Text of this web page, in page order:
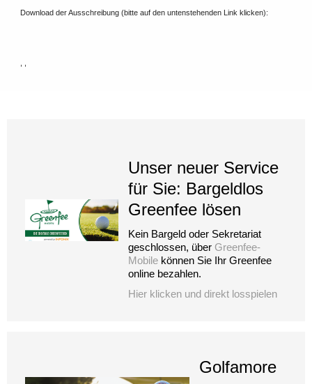
Download der Ausschreibung (bitte auf den untenstehenden Link klicken):
, ,
Unser neuer Service
für Sie: Bargeldlos
Greenfee lösen
Kein Bargeld oder Sekretariat
geschlossen, über Greenfee-
Mobile können Sie Ihr Greenfee
online bezahlen.
Hier klicken und direkt losspielen
Golfamore